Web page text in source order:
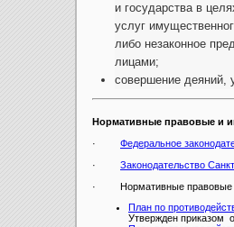
и государства в
услуг
либо незаконное
лицами;
совершение деяний,
Нормативные правовые и
· Федеральное
· Законодательство
· Нормативные правовые и
План по
Утвержден приказом